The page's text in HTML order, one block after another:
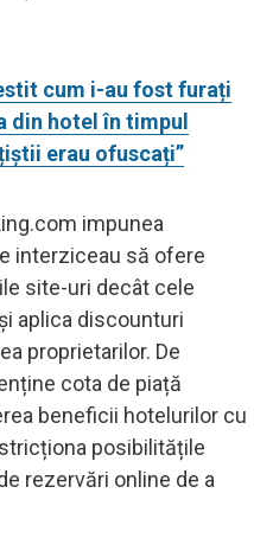
cum i-au fost furați
din hotel în timpul
erau ofuscați”
impunea
interziceau să ofere
site-uri decât cele
aplica discounturi
proprietarilor. De
cota de piață
beneficii hotelurilor cu
posibilitățile
rezervări online de a